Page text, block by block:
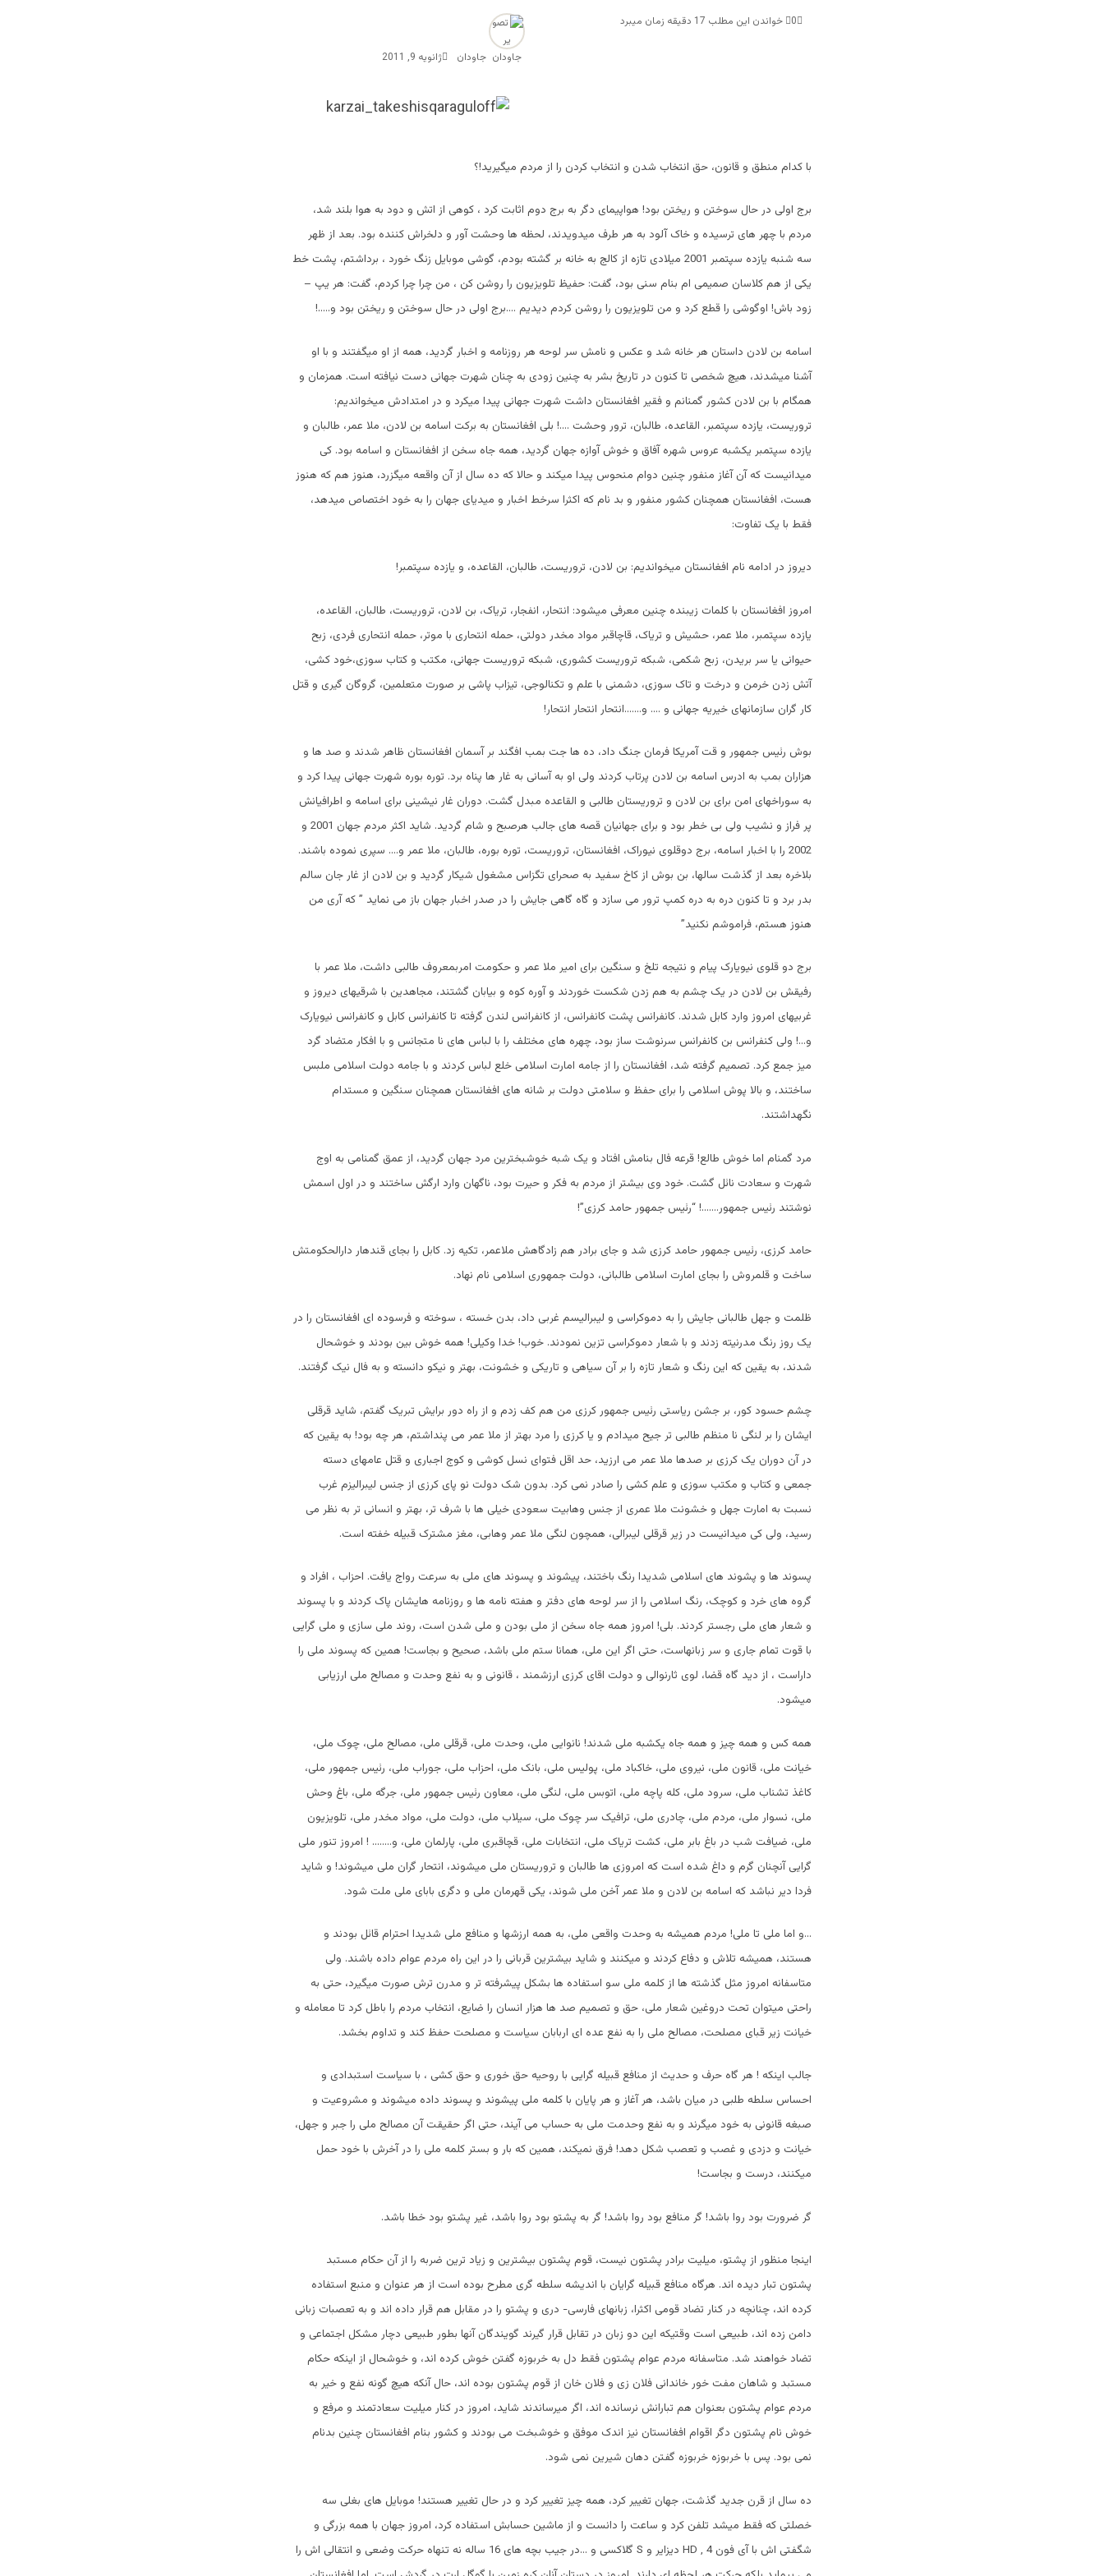
جاودان ژانویه 9, 2011
0 خواندن این مطلب 17 دقیقه زمان میبرد
با کدام منطق و قانون، حق انتخاب شدن و انتخاب کردن را از مردم میگیرید!؟
برج اولی در حال سوختن و ریختن بود! هواپیمای دگر به برج دوم اثابت کرد ، کوهی از اتش و دود به هوا بلند شد،
مردم با چهر های ترسیده و خاک آلود به هر طرف میدویدند، لحظه ها وحشت آور و دلخراش کننده بود. بعد از ظهر
سه شنبه یازده سپتمبر 2001 میلادی تازه از کالج به خانه بر گشته بودم، گوشی موبایل زنگ خورد ، برداشتم، پشت خط
یکی از هم کلاسان صمیمی ام بنام سنی بود، گفت: حفیظ تلویزیون را روشن کن ، من چرا چرا کردم، گفت: هر یپ –
زود باش! اوگوشی را قطع کرد و من تلویزیون را روشن کردم دیدیم ….برج اولی در حال سوختن و ریختن بود و…..!
اسامه بن لادن داستان هر خانه شد و عکس و نامش سر لوحه هر روزنامه و اخبار گردید، همه از او میگفتند و با او
آشنا میشدند، هیچ شخصی تا کنون در تاریخ بشر به چنین زودی به چنان شهرت جهانی دست نیافته است. همزمان و
همگام با بن لادن کشور گمنانم و فقیر افغانستان داشت شهرت جهانی پیدا میکرد و در امتدادش میخواندیم:
تروریست، یازده سپتمبر، القاعده، طالبان، ترور وحشت ….! بلی افغانستان به برکت اسامه بن لادن، ملا عمر، طالبان و
یازده سپتمبر یکشبه عروس شهره آفاق و خوش آوازه جهان گردید، همه جاه سخن از افغانستان و اسامه بود. کی
میدانیست که آن آغاز منفور چنین دوام منحوس پیدا میکند و حالا که ده سال از آن واقعه میگزرد، هنوز هم که هنوز
هست، افغانستان همچنان کشور منفور و بد نام که اکثرا سرخط اخبار و میدیای جهان را به خود اختصاص میدهد،
فقط با یک تفاوت:
دیروز در ادامه نام افغانستان میخواندیم: بن لادن، تروریست، طالبان، القاعده، و یازده سپتمبر!
امروز افغانستان با کلمات زیبنده چنین معرفی میشود: انتحار، انفجار، تریاک، بن لادن، تروریست، طالبان، القاعده،
یازده سپتمبر، ملا عمر، حشیش و تریاک، قاچاقبر مواد مخدر دولتی، حمله انتحاری با موتر، حمله انتحاری فردی، زبح
حیوانی یا سر بریدن، زبح شکمی، شبکه تروریست کشوری، شبکه تروریست جهانی، مکتب و کتاب سوزی،خود کشی،
آتش زدن خرمن و درخت و تاک سوزی، دشمنی با علم و تکنالوجی، تیزاب پاشی بر صورت متعلمین، گروگان گیری و قتل
کار گران سازمانهای خیریه جهانی و …. و…….انتحار انتحار انتحار!
بوش رئیس جمهور و قت آمریکا فرمان جنگ داد، ده ها جت بمب افگند بر آسمان افغانستان ظاهر شدند و صد ها و
هزاران بمب به ادرس اسامه بن لادن پرتاب کردند ولی او به آسانی به غار ها پناه برد. توره بوره شهرت جهانی پیدا کرد و
به سوراخهای امن برای بن لادن و تروریستان طالبی و القاعده مبدل گشت. دوران غار نیشینی برای اسامه و اطرافیانش
پر فراز و نشیب ولی بی خطر بود و برای جهانیان قصه های جالب هرصبح و شام گردید. شاید اکثر مردم جهان 2001 و
2002 را با اخبار اسامه، برج دوقلوی نیوراک، افغانستان، تروریست، توره بوره، طالبان، ملا عمر و…. سپری نموده باشند.
بلاخره بعد از گذشت سالها، بن بوش از کاخ سفید به صحرای تگزاس مشغول شیکار گردید و بن لادن از غار جان سالم
بدر برد و تا کنون دره به دره کمپ ترور می سازد و گاه گاهی جایش را در صدر اخبار جهان باز می نماید ” که آری من
هنوز هستم، فراموشم نکنید”
برج دو قلوی نیویارک پیام و نتیجه تلخ و سنگین برای امیر ملا عمر و حکومت امربمعروف طالبی داشت، ملا عمر با
رفیقش بن لادن در یک چشم به هم زدن شکست خوردند و آوره کوه و بیابان گشتند، مجاهدین با شرقیهای دیروز و
غربیهای امروز وارد کابل شدند. کانفرانس پشت کانفرانس، از کانفرانس لندن گرفته تا کانفرانس کابل و کانفرانس نیویارک
و…! ولی کنفرانس بن کانفرانس سرنوشت ساز بود، چهره های مختلف را با لباس های نا متجانس و با افکار متضاد گرد
میز جمع کرد. تصمیم گرفته شد، افغانستان را از جامه امارت اسلامی خلع لباس کردند و با جامه دولت اسلامی ملبس
ساختند، و بالا پوش اسلامی را برای حفظ و سلامتی دولت بر شانه های افغانستان همچنان سنگین و مستدام
نگهداشتند.
مرد گمنام اما خوش طالع!قرعه فال بنامش افتاد و یک شبه خوشبخترین مرد جهان گردید، از عمق گمنامی به اوج
شهرت و سعادت نائل گشت. خود وی بیشتر از مردم به فکر و حیرت بود، ناگهان وارد ارگش ساختند و در اول اسمش
نوشتند رئیس جمهور…….! “رئیس جمهور حامد کرزی”!
حامد کرزی، رئیس جمهور حامد کرزی شد و جای برادر هم زادگاهش ملاعمر، تکیه زد. کابل را بجای قندهار دارالحکومتش
ساخت و قلمروش را بجای امارت اسلامی طالبانی، دولت جمهوری اسلامی نام نهاد.
ظلمت و جهل طالبانی جایش را به دموکراسی و لیبرالیسم غربی داد، بدن خسته ، سوخته و فرسوده ای افغانستان را در
یک روز رنگ مدرنیته زدند و با شعار دموکراسی تزین نمودند. خوب! خدا وکیلی! همه خوش بین بودند و خوشحال
شدند، به یقین که این رنگ و شعار تازه را بر آن سیاهی و تاریکی و خشونت، بهتر و نیکو دانسته و به فال نیک گرفتند.
چشم حسود کور، بر جشن ریاستی رئیس جمهور کرزی من هم کف زدم و از راه دور برایش تبریک گفتم، شاید قرقلی
ایشان را بر لنگی نا منظم طالبی تر جیح میدادم و یا کرزی را مرد بهتر از ملا عمر می پنداشتم، هر چه بود! به یقین که
در آن دوران یک کرزی بر صدها ملا عمر می ارزید، حد اقل فتوای نسل کوشی و کوج اجباری و قتل عامهای دسته
جمعی و کتاب و مکتب سوزی و علم کشی را صادر نمی کرد. بدون شک دولت نو پای کرزی از جنس لیبرالیزم غرب
نسبت به امارت جهل و خشونت ملا عمری از جنس وهابیت سعودی خیلی ها با شرف تر، بهتر و انسانی تر به نظر می
رسید، ولی کی میدانیست در زیر قرقلی لیبرالی، همچون لنگی ملا عمر وهابی، مغز مشترک قبیله خفته است.
پسوند ها و پشوند های اسلامی شدیدا رنگ باختند، پیشوند و پسوند های ملی به سرعت رواج یافت. احزاب ، افراد و
گروه های خرد و کوچک، رنگ اسلامی را از سر لوحه های دفتر و هفته نامه ها و روزنامه هایشان پاک کردند و با پسوند
و شعار های ملی رجستر کردند. بلی! امروز همه جاه سخن از ملی بودن و ملی شدن است، روند ملی سازی و ملی گرایی
با قوت تمام جاری و سر زبانهاست، حتی اگر این ملی، همانا ستم ملی باشد، صحیح و بجاست! همین که پسوند ملی را
داراست ، از دید گاه قضا، لوی ثارنوالی و دولت اقای کرزی ارزشمند ، قانونی و به نفع وحدت و مصالح ملی ارزیابی
میشود.
همه کس و همه چیز و همه جاه یکشبه ملی شدند! نانوایی ملی، وحدت ملی، قرقلی ملی، مصالح ملی، چوک ملی،
خیانت ملی، قانون ملی، نیروی ملی، خاکباد ملی، پولیس ملی، بانک ملی، احزاب ملی، جوراب ملی، رئیس جمهور ملی،
کاغذ تشناب ملی، سرود ملی، کله پاچه ملی، اتوبس ملی، لنگی ملی، معاون رئیس جمهور ملی، جرگه ملی، باغ وحش
ملی، نسوار ملی، مردم ملی، چادری ملی، ترافیک سر چوک ملی، سیلاب ملی، دولت ملی، مواد مخدر ملی، تلویزیون
ملی، ضیافت شب در باغ بابر ملی، کشت تریاک ملی، انتخابات ملی، قچاقبری ملی، پارلمان ملی، و…….. ! امروز تنور ملی
گرایی آنچنان گرم و داغ شده است که امروزی ها طالبان و تروریستان ملی میشوند، انتحار گران ملی میشوند! و شاید
فردا دیر نباشد که اسامه بن لادن و ملا عمر آخن ملی شوند، یکی قهرمان ملی و دگری بابای ملی ملت شود.
…و اما ملی تا ملی! مردم همیشه به وحدت واقعی ملی، به همه ارزشها و منافع ملی شدیدا احترام قائل بودند و
هستند، همیشه تلاش و دفاع کردند و میکنند و شاید بیشترین قربانی را در این راه مردم عوام داده باشند. ولی
متاسفانه امروز مثل گذشته ها از کلمه ملی سو استفاده ها بشکل پیشرفته تر و مدرن ترش صورت میگیرد، حتی به
راحتی میتوان تحت دروغین شعار ملی، حق و تصمیم صد ها هزار انسان را ضایع، انتخاب مردم را باطل کرد تا معامله و
خیانت زیر قبای مصلحت، مصالح ملی را به نفع عده ای اربابان سیاست و مصلحت حفظ کند و تداوم بخشد.
جالب اینکه ! هر گاه حرف و حدیث از منافع قبیله گرایی با روحیه حق خوری و حق کشی ، با سیاست استبدادی و
احساس سلطه طلبی در میان باشد، هر آغاز و هر پایان با کلمه ملی پیشوند و پسوند داده میشوند و مشروعیت و
صبغه قانونی به خود میگرند و به نفع وحدمت ملی به حساب می آیند، حتی اگر حقیقت آن مصالح ملی را جبر و جهل،
خیانت و دزدی و غصب و تعصب شکل دهد! فرق نمیکند، همین که بار و بستر کلمه ملی را در آخرش با خود حمل
میکنند، درست و بجاست!
گر ضرورت بود روا باشد! گر منافع بود روا باشد! گر به پشتو بود روا باشد، غیر پشتو بود خطا باشد.
اینجا منظور از پشتو، میلیت برادر پشتون نیست، قوم پشتون بیشترین و زیاد ترین ضربه را از آن حکام مستبد
پشتون تبار دیده اند. هرگاه منافع قبیله گرایان با اندیشه سلطه گری مطرح بوده است از هر عنوان و منبع استفاده
کرده اند، چنانچه در کنار تضاد قومی اکثرا، زبانهای فارسی- دری و پشتو را در مقابل هم قرار داده اند و به تعصبات زبانی
دامن زده اند، طبیعی است وقتیکه این دو زبان در تقابل قرار گیرند گویندگان آنها بطور طبیعی دچار مشکل اجتماعی و
تضاد خواهند شد. متاسفانه مردم عوام پشتون فقط دل به خربوزه گفتن خوش کرده اند، و خوشحال از اینکه حکام
مستبد و شاهان مفت خور خاندانی فلان زی و فلان خان از قوم پشتون بوده اند، حال آنکه هیچ گونه نفع و خیر به
مردم عوام پشتون بعنوان هم تبارانش نرسانده اند، اگر میرساندند شاید، امروز در کنار میلیت سعادتمند و مرفع و
خوش نام پشتون دگر اقوام افغانستان نیز اندک موفق و خوشبخت می بودند و کشور بنام افغانستان چنین بدنام
نمی بود. پس با خربوزه خربوزه گفتن دهان شیرین نمی شود.
ده سال از قرن جدید گذشت، جهان تغییر کرد، همه چیز تغییر کرد و در حال تغییر هستند! موبایل های بغلی سه
خصلتی که فقط میشد تلفن کرد و ساعت را دانست و از ماشین حسابش استفاده کرد، امروز جهان با همه بزرگی و
شگفتی اش با آی فون 4 ,
HD دیزایر و S
گلاکسی و …در جیب بچه های 16 ساله نه تنهاه حرکت وضعی و انتقالی اش را